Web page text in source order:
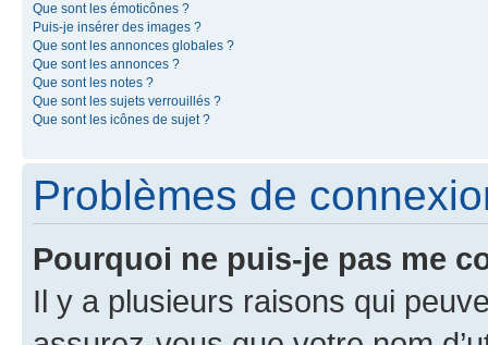
Que sont les émoticônes ?
Puis-je insérer des images ?
Que sont les annonces globales ?
Que sont les annonces ?
Que sont les notes ?
Que sont les sujets verrouillés ?
Que sont les icônes de sujet ?
Problèmes de
Pourquoi ne puis-je pas me
Il y a plusieurs raisons qui